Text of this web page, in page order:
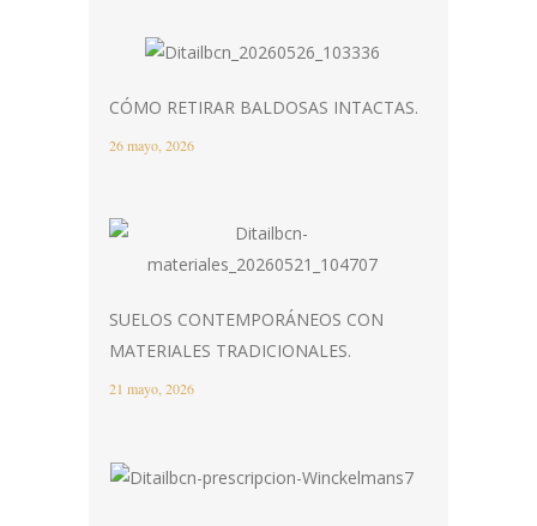
CÓMO RETIRAR BALDOSAS INTACTAS.
26 mayo, 2026
SUELOS CONTEMPORÁNEOS CON
MATERIALES TRADICIONALES.
21 mayo, 2026